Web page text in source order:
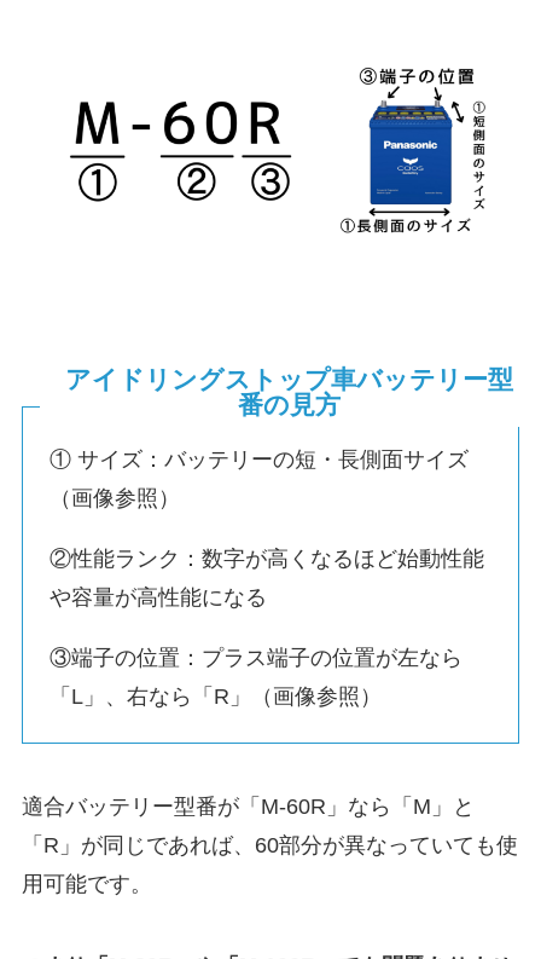
アイドリングストップ車バッテリー型
番の見方
① サイズ：バッテリーの短・長側面サイズ
（画像参照）
②性能ランク：数字が高くなるほど始動性能
や容量が高性能になる
③端子の位置：プラス端子の位置が左なら
「L」、右なら「R」（画像参照）
適合バッテリー型番が「M-60R」なら「M」と
「R」が同じであれば、60部分が異なっていても使
用可能です。